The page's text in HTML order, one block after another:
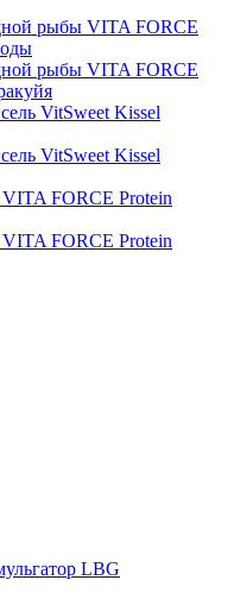
рыбы VITA FORCE
рыбы VITA FORCE
VitSweet Kissel
VitSweet Kissel
FORCE Protein
FORCE Protein
LBG